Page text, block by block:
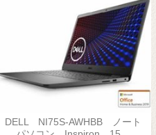
DELL NI75S-AWHBB ノート